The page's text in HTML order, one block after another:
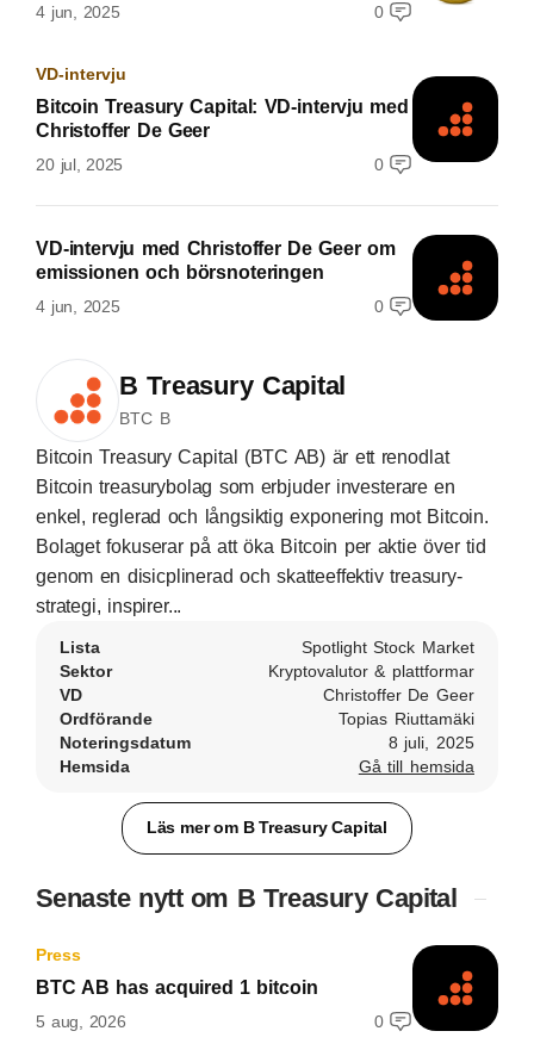
4 jun, 2025 0
VD-intervju
Bitcoin Treasury Capital: VD-intervju med
Christoffer De Geer
20 jul, 2025 0
VD-intervju med Christoffer De Geer om
emissionen och börsnoteringen
4 jun, 2025 0
B Treasury Capital
BTC B
Bitcoin Treasury Capital (BTC AB) är ett renodlat
Bitcoin treasurybolag som erbjuder investerare en
enkel, reglerad och långsiktig exponering mot Bitcoin.
Bolaget fokuserar på att öka Bitcoin per aktie över tid
genom en disicplinerad och skatteeffektiv treasury-
strategi, inspirer...
Lista
Spotlight Stock Market
Sektor
Kryptovalutor & plattformar
VD
Christoffer De Geer
Ordförande
Topias Riuttamäki
Noteringsdatum
8 juli, 2025
Hemsida
Gå till hemsida
Läs mer om B Treasury Capital
Senaste nytt om B Treasury Capital
Press
BTC AB has acquired 1 bitcoin
5 aug, 2026 0